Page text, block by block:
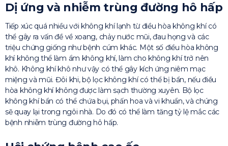
Dị ứng và nhiễm trùng đường hô hấp
Tiếp xúc quá nhiều với không khí lạnh từ điều hòa không khí có
thể gây ra vấn đề về xoang, chảy nước mũi, đau họng và các
triệu chứng giống như bệnh cúm khác. Một số điều hòa không
khí không thể làm ẩm không khí, làm cho không khí trở nên
khô. Không khí khô như vậy có thể gây kích ứng niêm mạc
miệng và mũi. Đôi khi, bộ lọc không khí có thể bị bẩn, nếu điều
hòa không khí không được làm sạch thường xuyên. Bộ lọc
không khí bẩn có thể chứa bụi, phấn hoa và vi khuẩn, và chúng
sẽ quay lại trong ngôi nhà. Do đó có thể làm tăng tỷ lệ mắc các
bệnh nhiễm trùng đường hô hấp.